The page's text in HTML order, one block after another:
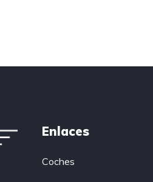
Enlaces
Coches